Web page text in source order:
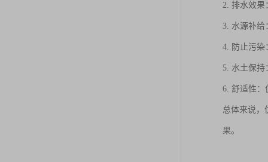
2. 排水效果
3. 水源补给
4. 防止污染
5. 水土保持
6. 舒适性：
总体来说，
果。